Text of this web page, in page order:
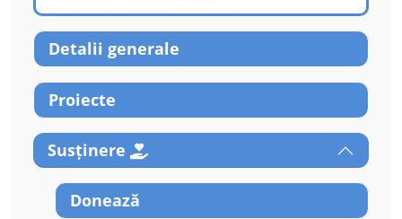
Detalii generale
Proiecte
Susținere
Donează